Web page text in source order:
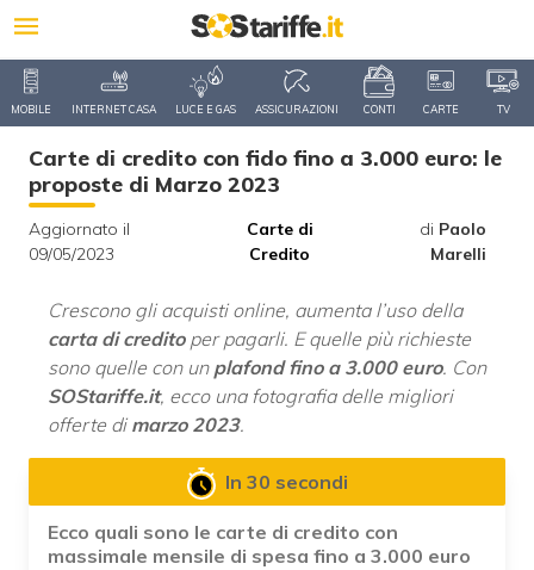
MOBILE INTERNET CASA LUCE E GAS ASSICURAZIONI CONTI CARTE TV
Carte di credito con fido fino a 3.000 euro: le
proposte di Marzo 2023
Aggiornato il
09/05/2023
Carte di
Credito
di Paolo
Marelli
Crescono gli acquisti online, aumenta l’uso della
carta di creditoper pagarli. E quelle più richieste
sono quelle con un plafond fino a 3.000 euro. Con
SOStariffe.it, ecco una fotografia delle migliori
offerte di marzo 2023.
In 30 secondi
Ecco quali sono le carte di credito con
massimale mensile di spesa fino a 3.000 euro